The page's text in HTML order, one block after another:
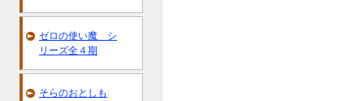
ゼロの使い魔 シ
リーズ全４期
そらのおとしも